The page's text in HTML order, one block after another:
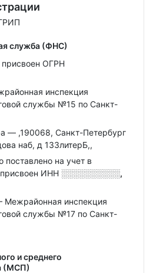
служба (ФНС)
присвоен ОГРН
инспекция
службы №15 по Санкт-
— ,190068, Санкт-Петербург
наб, д 133литерБ,,
на учет в
присвоен ИНН ░░░░░░░░░░,
Межрайонная инспекция
службы №17 по Санкт-
и среднего
(МСП)